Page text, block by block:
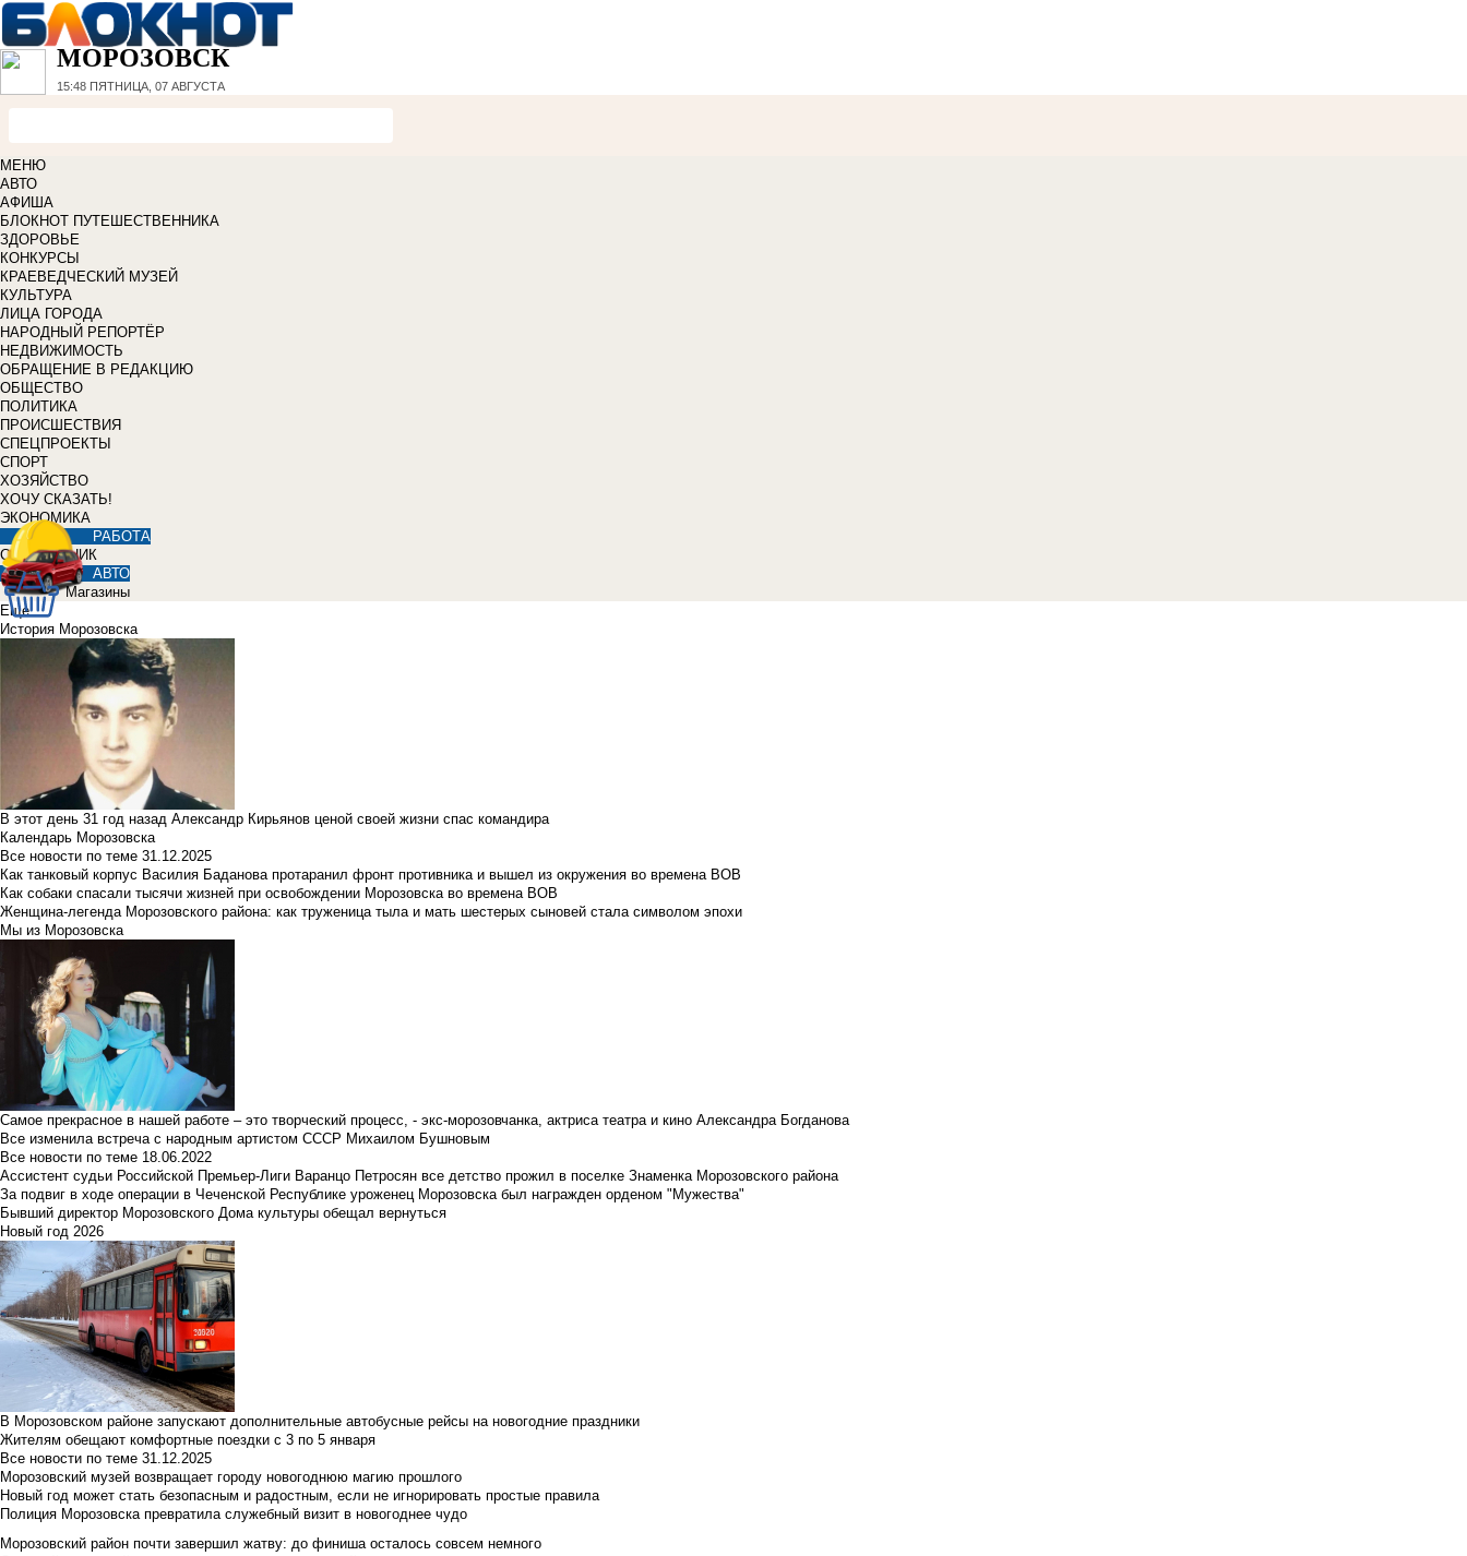
МОРОЗОВСК
15:48 ПЯТНИЦА, 07 АВГУСТА
МЕНЮ
АВТО
АФИША
БЛОКНОТ ПУТЕШЕСТВЕННИКА
ЗДОРОВЬЕ
КОНКУРСЫ
КРАЕВЕДЧЕСКИЙ МУЗЕЙ
КУЛЬТУРА
ЛИЦА ГОРОДА
НАРОДНЫЙ РЕПОРТЁР
НЕДВИЖИМОСТЬ
ОБРАЩЕНИЕ В РЕДАКЦИЮ
ОБЩЕСТВО
ПОЛИТИКА
ПРОИСШЕСТВИЯ
СПЕЦПРОЕКТЫ
СПОРТ
ХОЗЯЙСТВО
ХОЧУ СКАЗАТЬ!
ЭКОНОМИКА
РАБОТА
СПРАВОЧНИК
АВТО
Магазины
Еще
История Морозовска
В этот день 31 год назад Александр Кирьянов ценой своей жизни спас командира
Календарь Морозовска
Все новости по теме 31.12.2025
Как танковый корпус Василия Баданова протаранил фронт противника и вышел из окружения во времена ВОВ
Как собаки спасали тысячи жизней при освобождении Морозовска во времена ВОВ
Женщина-легенда Морозовского района: как труженица тыла и мать шестерых сыновей стала символом эпохи
Мы из Морозовска
Самое прекрасное в нашей работе – это творческий процесс, - экс-морозовчанка, актриса театра и кино Александра Богданова
Все изменила встреча с народным артистом СССР Михаилом Бушновым
Все новости по теме 18.06.2022
Ассистент судьи Российской Премьер-Лиги Варанцо Петросян все детство прожил в поселке Знаменка Морозовского района
За подвиг в ходе операции в Чеченской Республике уроженец Морозовска был награжден орденом "Мужества"
Бывший директор Морозовского Дома культуры обещал вернуться
Новый год 2026
В Морозовском районе запускают дополнительные автобусные рейсы на новогодние праздники
Жителям обещают комфортные поездки с 3 по 5 января
Все новости по теме 31.12.2025
Морозовский музей возвращает городу новогоднюю магию прошлого
Новый год может стать безопасным и радостным, если не игнорировать простые правила
Полиция Морозовска превратила служебный визит в новогоднее чудо
Морозовский район почти завершил жатву: до финиша осталось совсем немного